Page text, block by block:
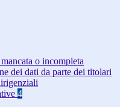
o incompleta
dei dati da parte dei titolari
4